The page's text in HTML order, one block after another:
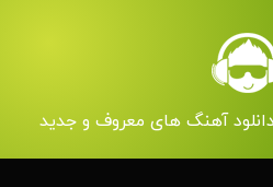
آهنگ های معروف و جدید